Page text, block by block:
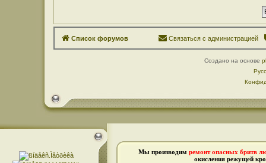
Список форумов Связаться с администрацией
Создано на основе
Мы производим ремонт опасных бритв
окисления режущей